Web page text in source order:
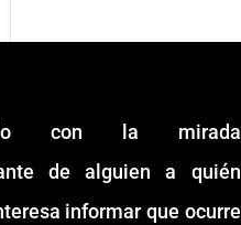
con la mirada
de alguien a quién
informar que ocurre